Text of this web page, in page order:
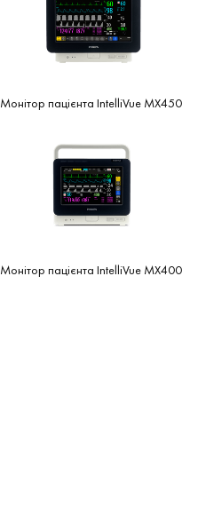
Монітор пацієнта IntelliVue MX450
Монітор пацієнта IntelliVue MX400